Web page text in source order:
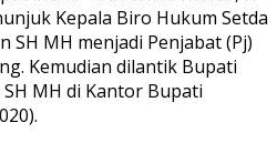
Kepala Biro Hukum Setda
SH MH menjadi Penjabat (Pj)
Kemudian dilantik Bupati
MH di Kantor Bupati